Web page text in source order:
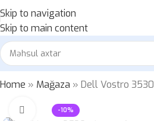
Skip to navigation
Skip to main content
Home » Mağaza » Dell Vostro 3530
-10%
Böyütmək üçün klikləyin